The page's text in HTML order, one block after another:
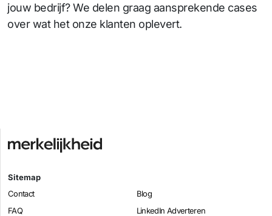
jouw bedrijf? We delen graag aansprekende cases
over wat het onze klanten oplevert.
Sitemap
Contact
Blog
FAQ
LinkedIn Adverteren